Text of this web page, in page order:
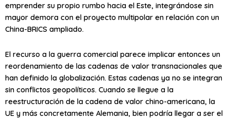
emprender su propio rumbo hacia el Este, integrándose sin
mayor demora con el proyecto multipolar en relación con un
China-BRICS ampliado.
El recurso a la guerra comercial parece implicar entonces un
reordenamiento de las cadenas de valor transnacionales que
han definido la globalización. Estas cadenas ya no se integran
sin conflictos geopolíticos. Cuando se llegue a la
reestructuración de la cadena de valor chino-americana, la
UE y más concretamente Alemania, bien podría llegar a ser el